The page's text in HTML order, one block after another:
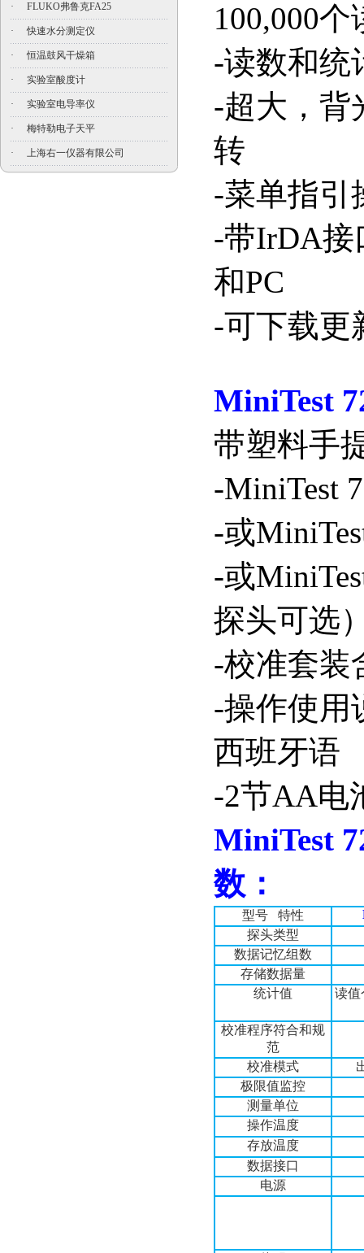
· FLUKO弗鲁克FA25
· 快速水分测定仪
· 恒温鼓风干燥箱
· 实验室酸度计
· 实验室电导率仪
· 梅特勒电子天平
· 上海右一仪器有限公司
100,000个
-读数和统
-超大，背
转
-菜单指引
-带IrDA接
和PC
-可下载更
MiniTest
带塑料手
-MiniTest
-或
-或
探头可选
-校准套装
-操作使用
西班牙语
-2节AA电
MiniTest
数：
型号 特性
探头类型
数据记忆组数
存储数据量
统计值
读值
校准程序符合和规
范
校准模式
极限值监控
测量单位
操作温度
存放温度
数据接口
电源